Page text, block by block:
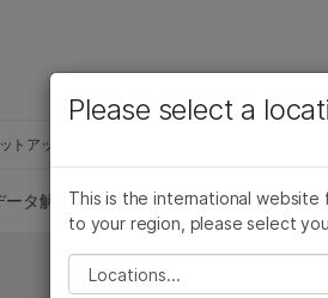
ラーニング 企業情報
トアップ
Informatics Tools?
& Collaboration
Lab Information Management
DesignStudioを用いたカスタム
Sequencing Experiment Setup
ータ解析
Please select a
This is the international website
to your region, please select
Please select a location
お気に入りの分野
ツへのリンクが表示
微生物研究
農学研究